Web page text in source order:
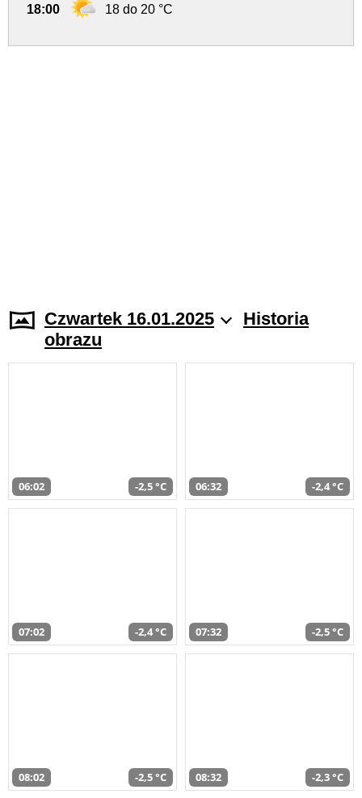
18:00 18 do 20 °C
Czwartek 16.01.2025
Historia
obrazu
06:02 -2,5 °C 06:32 -2,4 °C
07:02 -2,4 °C 07:32 -2,5 °C
08:02 -2,5 °C 08:32 -2,3 °C